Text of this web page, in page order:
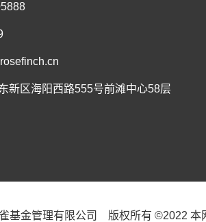
新区海阳西路555号前滩中心58层
基金管理有限公司 版权所有 ©2022 本